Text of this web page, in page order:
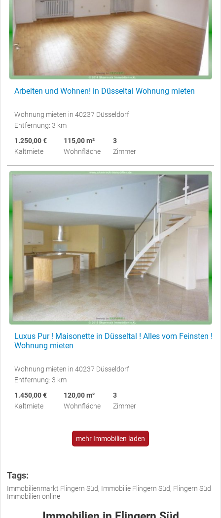
Arbeiten und Wohnen! in Düsseltal Wohnung mieten
Wohnung mieten in 40237 Düsseldorf
Entfernung: 3 km
1.250,00 €
Kaltmiete
115,00 m²
Wohnfläche
3
Zimmer
Luxus Pur ! Maisonette in Düsseltal ! Alles vom Feinsten !
Wohnung mieten
Wohnung mieten in 40237 Düsseldorf
Entfernung: 3 km
1.450,00 €
Kaltmiete
120,00 m²
Wohnfläche
3
Zimmer
mehr Immobilien laden
Tags:
Immobilienmarkt Flingern Süd, Immobilie Flingern Süd, Flingern Süd
Immobilien online